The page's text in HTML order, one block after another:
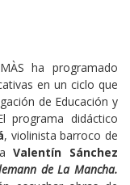
ha programado
en un ciclo que
de Educación y
programa didáctico
, violinista barroco de
aValentín Sánchez
de La Mancha.